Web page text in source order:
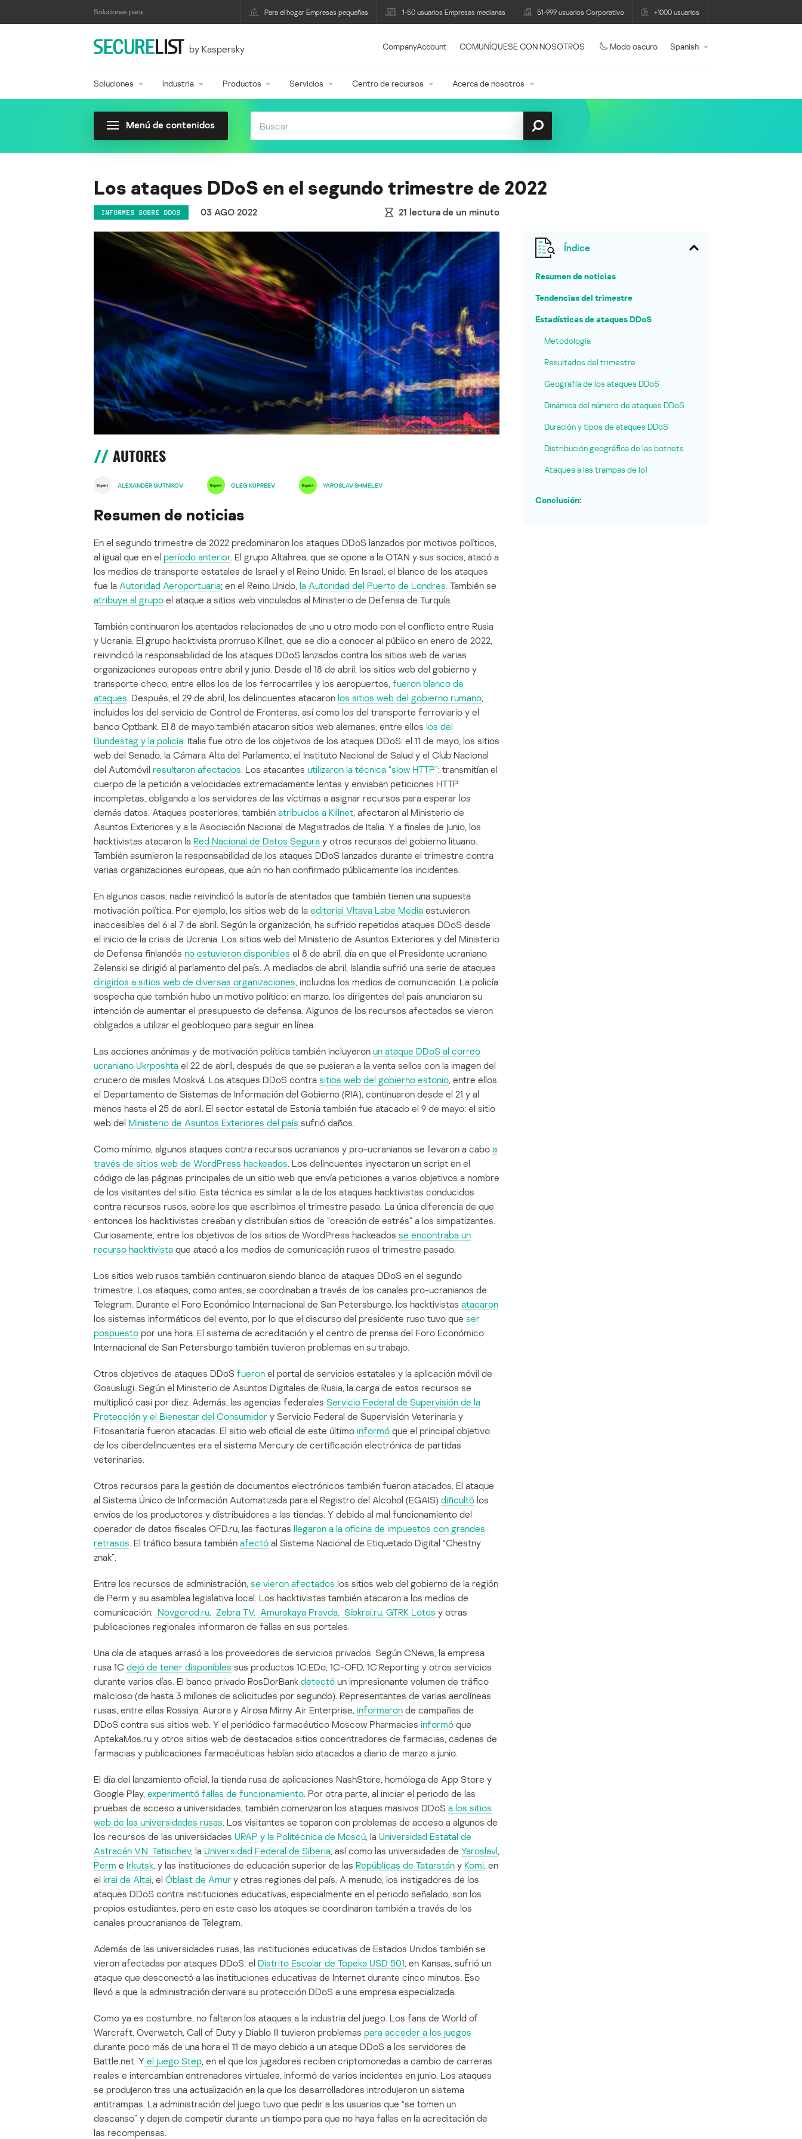
Soluciones para: Para el hogar Empresas pequeñas 1-50 usuarios Empresas medianas 51-999 usuarios Corporativo +1000 usuarios
by Kaspersky CompanyAccount COMUNÍQUESE CON NOSOTROS Modo oscuro Spanish
Soluciones Industria Productos Servicios Centro de recursos Acerca de nosotros
Menú de contenidos
Los ataques DDoS en el segundo trimestre de 2022
INFORMES SOBRE DDOS 03 AGO 2022 21 lectura de un minuto
AUTORES
ALEXANDER GUTNIKOV OLEG KUPREEV YAROSLAV SHMELEV
Resumen de noticias
En el segundo trimestre de 2022 predominaron los ataques DDoS lanzados por motivos políticos,
al igual que en el período anterior. El grupo Altahrea, que se opone a la OTAN y sus socios, atacó a
los medios de transporte estatales de Israel y el Reino Unido. En Israel, el blanco de los ataques
fue la Autoridad Aeroportuaria; en el Reino Unido, la Autoridad del Puerto de Londres. También se
atribuye al grupo el ataque a sitios web vinculados al Ministerio de Defensa de Turquía.
También continuaron los atentados relacionados de uno u otro modo con el conflicto entre Rusia
y Ucrania. El grupo hacktivista prorruso Killnet, que se dio a conocer al público en enero de 2022,
reivindicó la responsabilidad de los ataques DDoS lanzados contra los sitios web de varias
organizaciones europeas entre abril y junio. Desde el 18 de abril, los sitios web del gobierno y
transporte checo, entre ellos los de los ferrocarriles y los aeropuertos, fueron blanco de
ataques. Después, el 29 de abril, los delincuentes atacaron los sitios web del gobierno rumano,
incluidos los del servicio de Control de Fronteras, así como los del transporte ferroviario y el
banco Optbank. El 8 de mayo también atacaron sitios web alemanes, entre ellos los del
Bundestag y la policía. Italia fue otro de los objetivos de los ataques DDoS: el 11 de mayo, los sitios
web del Senado, la Cámara Alta del Parlamento, el Instituto Nacional de Salud y el Club Nacional
del Automóvil resultaron afectados. Los atacantes utilizaron la técnica “slow HTTP”: transmitían el
cuerpo de la petición a velocidades extremadamente lentas y enviaban peticiones HTTP
incompletas, obligando a los servidores de las víctimas a asignar recursos para esperar los
demás datos. Ataques posteriores, también atribuidos a Killnet, afectaron al Ministerio de
Asuntos Exteriores y a la Asociación Nacional de Magistrados de Italia. Y a finales de junio, los
hacktivistas atacaron la Red Nacional de Datos Segura y otros recursos del gobierno lituano.
También asumieron la responsabilidad de los ataques DDoS lanzados durante el trimestre contra
varias organizaciones europeas, que aún no han confirmado públicamente los incidentes.
En algunos casos, nadie reivindicó la autoría de atentados que también tienen una supuesta
motivación política. Por ejemplo, los sitios web de la editorial Vltava Labe Media estuvieron
inaccesibles del 6 al 7 de abril. Según la organización, ha sufrido repetidos ataques DDoS desde
el inicio de la crisis de Ucrania. Los sitios web del Ministerio de Asuntos Exteriores y del Ministerio
de Defensa finlandés no estuvieron disponibles el 8 de abril, día en que el Presidente ucraniano
Zelenski se dirigió al parlamento del país. A mediados de abril, Islandia sufrió una serie de ataques
dirigidos a sitios web de diversas organizaciones, incluidos los medios de comunicación. La policía
sospecha que también hubo un motivo político: en marzo, los dirigentes del país anunciaron su
intención de aumentar el presupuesto de defensa. Algunos de los recursos afectados se vieron
obligados a utilizar el geobloqueo para seguir en línea.
Las acciones anónimas y de motivación política también incluyeron un ataque DDoS al correo
ucraniano Ukrposhta el 22 de abril, después de que se pusieran a la venta sellos con la imagen del
crucero de misiles Moskvá. Los ataques DDoS contra sitios web del gobierno estonio, entre ellos
el Departamento de Sistemas de Información del Gobierno (RIA), continuaron desde el 21 y al
menos hasta el 25 de abril. El sector estatal de Estonia también fue atacado el 9 de mayo: el sitio
web del Ministerio de Asuntos Exteriores del país sufrió daños.
Como mínimo, algunos ataques contra recursos ucranianos y pro-ucranianos se llevaron a cabo a
través de sitios web de WordPress hackeados. Los delincuentes inyectaron un script en el
código de las páginas principales de un sitio web que envía peticiones a varios objetivos a nombre
de los visitantes del sitio. Esta técnica es similar a la de los ataques hacktivistas conducidos
contra recursos rusos, sobre los que escribimos el trimestre pasado. La única diferencia de que
entonces los hacktivistas creaban y distribuían sitios de “creación de estrés” a los simpatizantes.
Curiosamente, entre los objetivos de los sitios de WordPress hackeados se encontraba un
recurso hacktivista que atacó a los medios de comunicación rusos el trimestre pasado.
Los sitios web rusos también continuaron siendo blanco de ataques DDoS en el segundo
trimestre. Los ataques, como antes, se coordinaban a través de los canales pro-ucranianos de
Telegram. Durante el Foro Económico Internacional de San Petersburgo, los hacktivistas atacaron
los sistemas informáticos del evento, por lo que el discurso del presidente ruso tuvo que ser
pospuesto por una hora. El sistema de acreditación y el centro de prensa del Foro Económico
Internacional de San Petersburgo también tuvieron problemas en su trabajo.
Otros objetivos de ataques DDoS fueron el portal de servicios estatales y la aplicación móvil de
Gosuslugi. Según el Ministerio de Asuntos Digitales de Rusia, la carga de estos recursos se
multiplicó casi por diez. Además, las agencias federales Servicio Federal de Supervisión de la
Protección y el Bienestar del Consumidor y Servicio Federal de Supervisión Veterinaria y
Fitosanitaria fueron atacadas. El sitio web oficial de este último informó que el principal objetivo
de los ciberdelincuentes era el sistema Mercury de certificación electrónica de partidas
veterinarias.
Otros recursos para la gestión de documentos electrónicos también fueron atacados. El ataque
al Sistema Único de Información Automatizada para el Registro del Alcohol (EGAIS) dificultó los
envíos de los productores y distribuidores a las tiendas. Y debido al mal funcionamiento del
operador de datos fiscales OFD.ru, las facturas llegaron a la oficina de impuestos con grandes
retrasos. El tráfico basura también afectó al Sistema Nacional de Etiquetado Digital “Chestny
znak”.
Entre los recursos de administración, se vieron afectados los sitios web del gobierno de la región
de Perm y su asamblea legislativa local. Los hacktivistas también atacaron a los medios de
comunicación: Novgorod.ru, Zebra TV, Amurskaya Pravda, Sibkrai.ru, GTRK Lotos y otras
publicaciones regionales informaron de fallas en sus portales.
Una ola de ataques arrasó a los proveedores de servicios privados. Según CNews, la empresa
rusa 1C dejó de tener disponibles sus productos 1C:EDo, 1C-OFD, 1C:Reporting y otros servicios
durante varios días. El banco privado RosDorBank detectó un impresionante volumen de tráfico
malicioso (de hasta 3 millones de solicitudes por segundo). Representantes de varias aerolíneas
rusas, entre ellas Rossiya, Aurora y Alrosa Mirny Air Enterprise, informaron de campañas de
DDoS contra sus sitios web. Y el periódico farmacéutico Moscow Pharmacies informó que
AptekaMos.ru y otros sitios web de destacados sitios concentradores de farmacias, cadenas de
farmacias y publicaciones farmacéuticas habían sido atacados a diario de marzo a junio.
El día del lanzamiento oficial, la tienda rusa de aplicaciones NashStore, homóloga de App Store y
Google Play, experimentó fallas de funcionamiento. Por otra parte, al iniciar el periodo de las
pruebas de acceso a universidades, también comenzaron los ataques masivos DDoS a los sitios
web de las universidades rusas. Los visitantes se toparon con problemas de acceso a algunos de
los recursos de las universidades URAP y la Politécnica de Moscú, la Universidad Estatal de
Astracán V.N. Tatischev, la Universidad Federal de Siberia, así como las universidades de Yaroslavl,
Perm e Irkutsk, y las instituciones de educación superior de las Repúblicas de Tatarstán y Komi, en
el krai de Altai, el Óblast de Amur y otras regiones del país. A menudo, los instigadores de los
ataques DDoS contra instituciones educativas, especialmente en el periodo señalado, son los
propios estudiantes, pero en este caso los ataques se coordinaron también a través de los
canales proucranianos de Telegram.
Además de las universidades rusas, las instituciones educativas de Estados Unidos también se
vieron afectadas por ataques DDoS: el Distrito Escolar de Topeka USD 501, en Kansas, sufrió un
ataque que desconectó a las instituciones educativas de Internet durante cinco minutos. Eso
llevó a que la administración derivara su protección DDoS a una empresa especializada.
Como ya es costumbre, no faltaron los ataques a la industria del juego. Los fans de World of
Warcraft, Overwatch, Call of Duty y Diablo III tuvieron problemas para acceder a los juegos
durante poco más de una hora el 11 de mayo debido a un ataque DDoS a los servidores de
Battle.net. Y el juego Step, en el que los jugadores reciben criptomonedas a cambio de carreras
reales e intercambian entrenadores virtuales, informó de varios incidentes en junio. Los ataques
se produjeron tras una actualización en la que los desarrolladores introdujeron un sistema
antitrampas. La administración del juego tuvo que pedir a los usuarios que “se tomen un
descanso” y dejen de competir durante un tiempo para que no haya fallas en la acreditación de
las recompensas.
Índice
Resumen de noticias
Tendencias del trimestre
Estadísticas de ataques DDoS
Metodología
Resultados del trimestre
Geografía de los ataques DDoS
Dinámica del número de ataques DDoS
Duración y tipos de ataques DDoS
Distribución geográfica de las botnets
Ataques a las trampas de IoT
Conclusión: